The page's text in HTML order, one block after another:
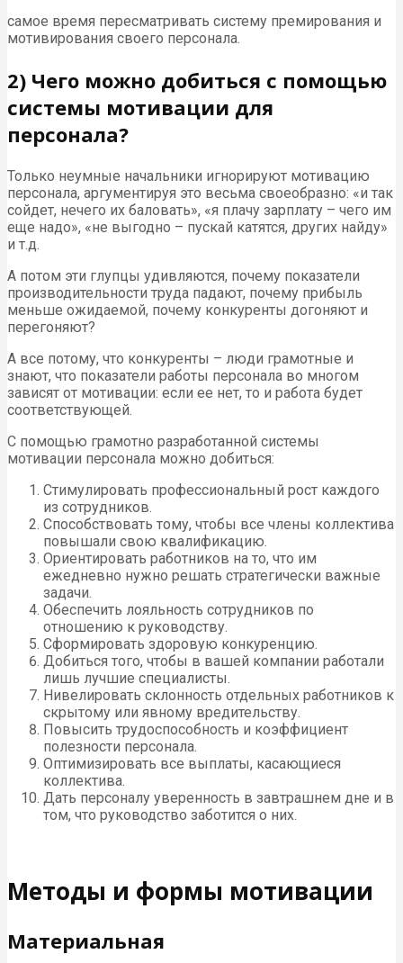
самое время пересматривать систему премирования и
мотивирования своего персонала.
2) Чего можно добиться с помощью
системы мотивации для
персонала?
Только неумные начальники игнорируют мотивацию
персонала, аргументируя это весьма своеобразно: «и так
сойдет, нечего их баловать», «я плачу зарплату – чего им
еще надо», «не выгодно – пускай катятся, других найду»
и т.д.
А потом эти глупцы удивляются, почему показатели
производительности труда падают, почему прибыль
меньше ожидаемой, почему конкуренты догоняют и
перегоняют?
А все потому, что конкуренты – люди грамотные и
знают, что показатели работы персонала во многом
зависят от мотивации: если ее нет, то и работа будет
соответствующей.
С помощью грамотно разработанной системы
мотивации персонала можно добиться:
Стимулировать профессиональный рост каждого
из сотрудников.
Способствовать тому, чтобы все члены коллектива
повышали свою квалификацию.
Ориентировать работников на то, что им
ежедневно нужно решать стратегически важные
задачи.
Обеспечить лояльность сотрудников по
отношению к руководству.
Сформировать здоровую конкуренцию.
Добиться того, чтобы в вашей компании работали
лишь лучшие специалисты.
Нивелировать склонность отдельных работников к
скрытому или явному вредительству.
Повысить трудоспособность и коэффициент
полезности персонала.
Оптимизировать все выплаты, касающиеся
коллектива.
Дать персоналу уверенность в завтрашнем дне и в
том, что руководство заботится о них.
Методы и формы мотивации
Материальная